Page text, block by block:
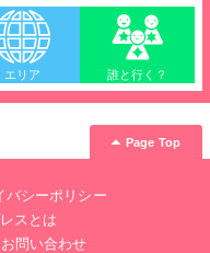
エリア 誰と行く？
Page Top
バシーポリシー
スとは
問い合わせ